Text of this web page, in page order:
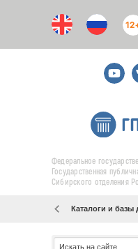
12+
Youtube
Федеральное
Государственная
Сибирского отделения
Каталоги и базы